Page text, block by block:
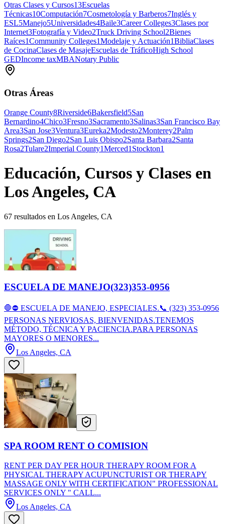
Otras Clases y Cursos13Escuelas
Técnicas10Computación7Cosmetología y Barberos7Inglés y
ESL5Manejo5Universidades4Baile3Career Colleges3Clases por
Internet3Fotografía y Video2Truck Driving School2Bienes
Raíces1Community Colleges1Modelaje y Actuación1BibliaClases
de CocinaClases de MasajeEscuelas de TráficoHigh School
GEDIncome taxMBANotary Public
Otras Áreas
Orange County8Riverside6Bakersfield5San
Bernardino4Chico3Fresno3Sacramento3Salinas3San Francisco Bay
Area3San Jose3Ventura3Eureka2Modesto2Monterey2Palm
Springs2San Diego2San Luis Obispo2Santa Barbara2Santa
Rosa2Tulare2Imperial County1Merced1 Stockton1
Educación, Cursos y Clases en
Los Angeles, CA
67 resultados en Los Angeles, CA
ESCUELA DE MANEJO(323)353-0956
🛑⛔ ESCUELA DE MANEJO, ESPECIALES.📞 (323) 353-0956
PERSONAS NERVIOSAS, BIENVENIDAS.TENEMOS
MÉTODO, TÉCNICA Y PACIENCIA.PARA PERSONAS
MAYORES O MENORES...
Los Angeles, CA
SPA ROOM RENT O COMISION
RENT PER DAY PER HOUR THERAPY ROOM FOR A
PHYSICAL THERAPY ACUPUNCTURIST OR THERAPY
MASSAGE ONLY WITH CERTIFICATION" PROFESSIONAL
SERVICES ONLY " CALL...
Los Angeles, CA